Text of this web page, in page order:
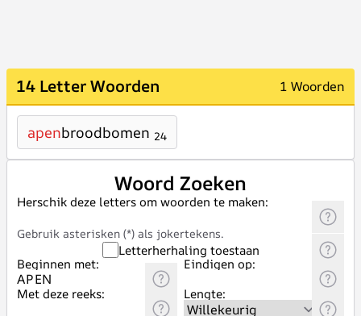
14 Letter Woorden 1 Woorden
apenbroodbomen 24
Woord Zoeken
Herschik deze letters om woorden te maken:
Gebruik asterisken (*) als jokertekens.
Letterherhaling toestaan
Beginnen met:
Eindigen op:
Met deze reeks:
Lengte: